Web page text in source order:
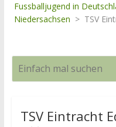
Fussballjugend in
Niedersachsen > TSV
TSV Eintracht